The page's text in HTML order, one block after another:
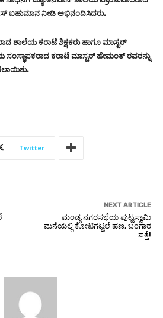
ಬಹುಮಾನ ನೀಡಿ ಅಭಿನಂದಿಸಿದರು.
ಶಾಲೆಯ ಕರಾಟೆ ಶಿಕ್ಷಕರು ಹಾಗೂ ಮಾಸ್ಟರ್
ಕರಾಟೆ ಮಾಸ್ಟರ್ ಹೇಮಂತ್ ರವರನ್ನು
Twitter
NEXT ARTICLE
ಮಂಡ್ಯ ನಗರಸಭೆಯ ಪುಟ್ಟಸ್ವಾಮಿ
ಮನೆಯಲ್ಲಿ ಕೋಟಿಗಟ್ಟಲೆ ಹಣ, ಬಂಗಾರ
ಪತ್ತೆ!